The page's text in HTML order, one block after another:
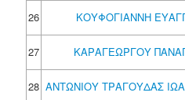
26
ΚΟΥΦΟΓΙΑΝΝΗ
27
ΚΑΡΑΓΕΩΡΓΟΥ
28 ΑΝΤΩΝΙΟΥ ΤΡΑΓΟΥΔΑΣ